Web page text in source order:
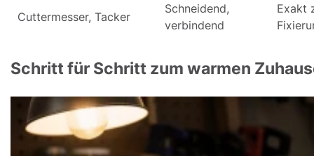
Cuttermesser, Tacker
Schneidend,
verbindend
Exakt
Schritt für Schritt zum warmen